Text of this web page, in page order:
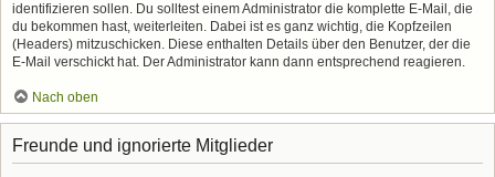
identifizieren sollen. Du solltest einem Administrator die komplette E-Mail, die
du bekommen hast, weiterleiten. Dabei ist es ganz wichtig, die Kopfzeilen
(Headers) mitzuschicken. Diese enthalten Details über den Benutzer, der die
E-Mail verschickt hat. Der Administrator kann dann entsprechend reagieren.
Nach oben
Freunde und ignorierte Mitglieder